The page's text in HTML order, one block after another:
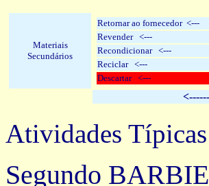
Materiais
Secundários
Retornar ao fornecedor <---
Revender <---
Recondicionar <---
Reciclar <---
Descartar <---
Atividades
Segundo